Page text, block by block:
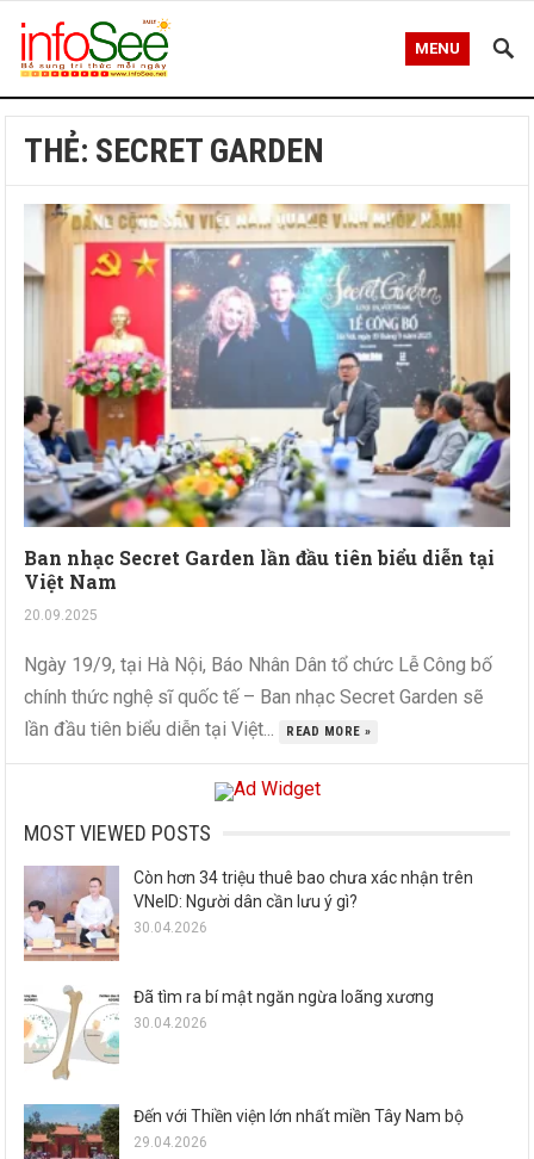
MENU
THẺ: SECRET GARDEN
Ban nhạc Secret Garden lần đầu tiên biểu diễn tại
Việt Nam
20.09.2025
Ngày 19/9, tại Hà Nội, Báo Nhân Dân tổ chức Lễ Công bố
chính thức nghệ sĩ quốc tế – Ban nhạc Secret Garden sẽ
lần đầu tiên biểu diễn tại Việt...
READ MORE »
MOST VIEWED POSTS
Còn hơn 34 triệu thuê bao chưa xác nhận trên
VNeID: Người dân cần lưu ý gì?
30.04.2026
Đã tìm ra bí mật ngăn ngừa loãng xương
30.04.2026
Đến với Thiền viện lớn nhất miền Tây Nam bộ
29.04.2026